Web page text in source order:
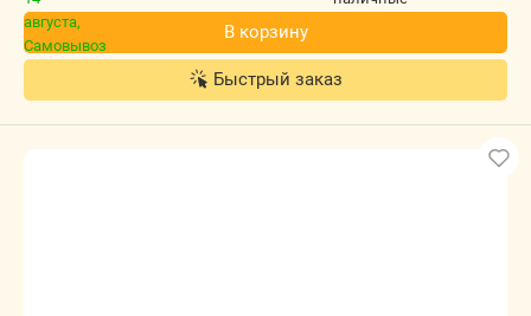
В корзину
Быстрый заказ